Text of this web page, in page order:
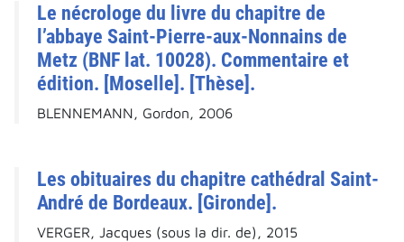
Le nécrologe du livre du chapitre de
l’abbaye Saint-Pierre-aux-Nonnains de
Metz (BNF lat. 10028). Commentaire et
édition. [Moselle]. [Thèse].
BLENNEMANN, Gordon, 2006
Les obituaires du chapitre cathédral Saint-
André de Bordeaux. [Gironde].
VERGER, Jacques (sous la dir. de), 2015